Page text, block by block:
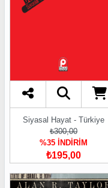
Siyasal Hayat - Türkiye
₺300,00
%35 İNDİRİM
₺195,00